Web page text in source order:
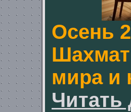
Осень
мира и
Читать